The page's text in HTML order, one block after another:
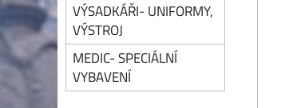
VÝSADKÁŘI- UNIFORMY,
VÝSTROJ
MEDIC- SPECIÁLNÍ
VYBAVENÍ